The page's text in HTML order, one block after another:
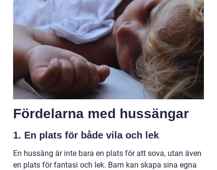
Fördelarna med hussängar
1. En plats för både vila och lek
En hussäng är inte bara en plats för att sova, utan även
en plats för fantasi och lek. Barn kan skapa sina egna